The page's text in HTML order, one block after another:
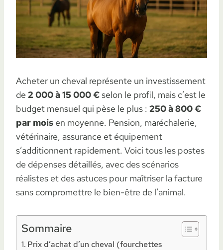
Acheter un cheval représente un investissement
de 2 000 à 15 000 €selon le profil, mais c’est le
budget mensuel qui pèse le plus : 250 à 800 €
par mois en moyenne. Pension, maréchalerie,
vétérinaire, assurance et équipement
s’additionnent rapidement. Voici tous les postes
de dépenses détaillés, avec des scénarios
réalistes et des astuces pour maîtriser la facture
sans compromettre le bien-être de l’animal.
Sommaire
Prix d’achat d’un cheval (fourchettes